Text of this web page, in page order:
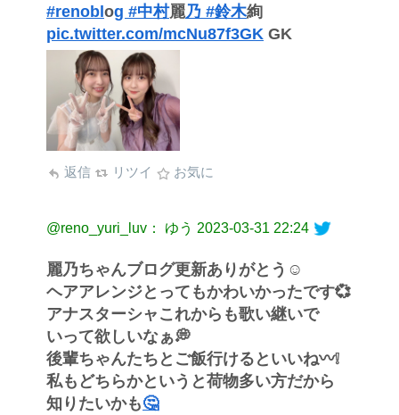
#renobl og #中村麗乃 #鈴木絢
pic.twitter.com/mcNu87f3GK GK
返信 リツイ お気に
@reno_yuri_luv： ゆう 2023-03-31 22:24
麗乃ちゃんブログ更新ありがとう☺︎︎︎︎
ヘアアレンジとってもかわいかったです︎💞
アナスターシャこれからも歌い継いで
いって欲しいなぁ💭
後輩ちゃんたちとご飯行けるといいね〰️❕
私もどちらかというと荷物多い方だから
知りたいかも🤔